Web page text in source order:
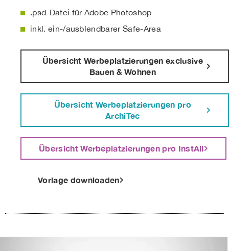
.psd-Datei für Adobe Photoshop
inkl. ein-/ausblendbarer Safe-Area
Übersicht Werbeplatzierungen exclusive
Bauen & Wohnen
Übersicht Werbeplatzierungen pro
ArchiTec
Übersicht Werbeplatzierungen pro InstAll
Vorlage downloaden